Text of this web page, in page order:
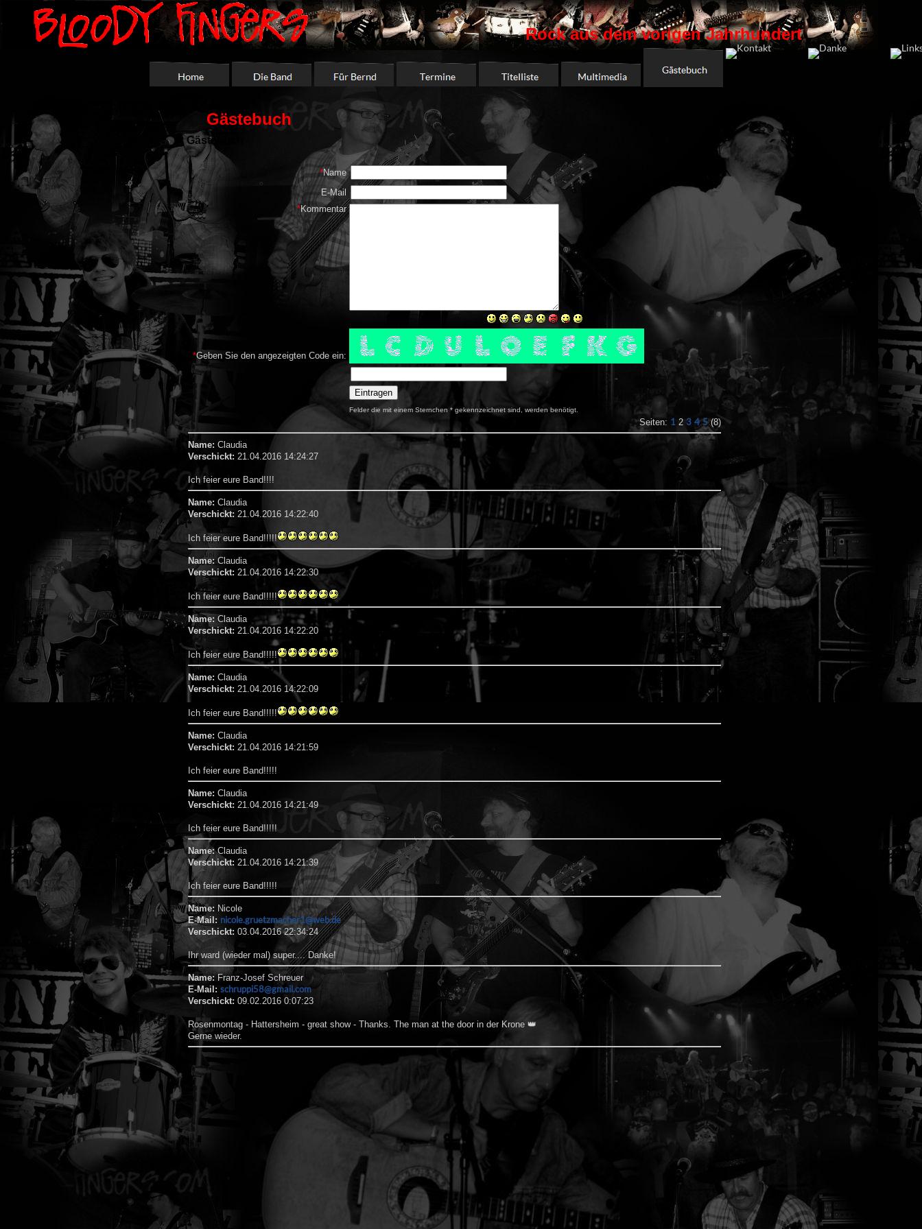
Gästebuch
*Name
E-Mail
*Kommentar
*Geben Sie den angezeigten Code ein:
Felder die mit einem Sternchen * gekennzeichnet sind, werden benötigt.
Seiten: 1 2 3 4 5(8)
Name: Claudia
Verschickt: 21.04.2016 14:24:27
Ich feier eure Band!!!!
Name: Claudia
Verschickt: 21.04.2016 14:22:40
Ich feier eure Band!!!!!
Name: Claudia
Verschickt: 21.04.2016 14:22:30
Ich feier eure Band!!!!!
Name: Claudia
Verschickt: 21.04.2016 14:22:20
Ich feier eure Band!!!!!
Name: Claudia
Verschickt: 21.04.2016 14:22:09
Ich feier eure Band!!!!!
Name: Claudia
Verschickt: 21.04.2016 14:21:59
Ich feier eure Band!!!!!
Name: Claudia
Verschickt: 21.04.2016 14:21:49
Ich feier eure Band!!!!!
Name:Claudia
Verschickt: 21.04.2016 14:21:39
Ich feier eure Band!!!!!
Name: Nicole
E-Mail: nicole.gruetzmacher1@web.de
Verschickt: 03.04.2016 22:34:24
Ihr ward (wieder mal) super.... Danke!
Name: Franz-Josef Schreuer
E-Mail: schruppi58@gmail.com
Verschickt: 09.02.2016 0:07:23
Rosenmontag - Hattersheim - great show - Thanks. The man at the door in der Krone 👑
Gerne wieder.
Gästebuch
Rock aus dem vorigen Jahrhundert